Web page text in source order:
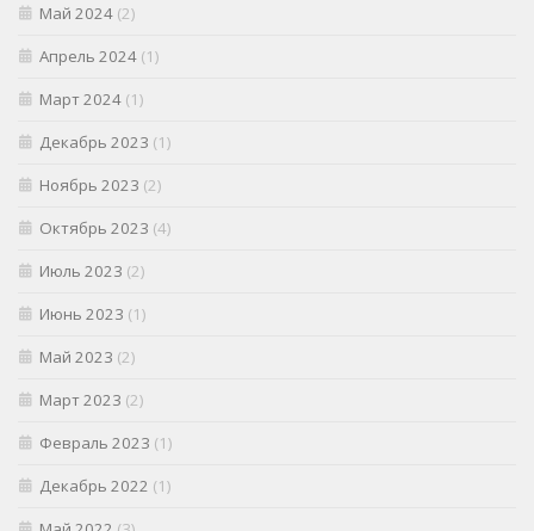
Май 2024 (2)
Апрель 2024 (1)
Март 2024 (1)
Декабрь 2023 (1)
Ноябрь 2023 (2)
Октябрь 2023 (4)
Июль 2023 (2)
Июнь 2023 (1)
Май 2023 (2)
Март 2023 (2)
Февраль 2023 (1)
Декабрь 2022 (1)